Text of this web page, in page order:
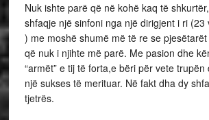
Nuk ishte parë që në kohë kaq të
shfaqje një sinfoni nga një dirigjent i ri (23
) me moshë shumë më të re se
që nuk i njihte më parë. Me pasion dhe
“armët” e tij të forta,e bëri për vete
një sukses të merituar. Në fakt dha dy
tjetrës.